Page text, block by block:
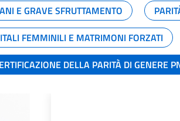
E GRAVE SFRUTTAMENTO
FEMMINILI E MATRIMONI FORZATI
DELLA PARITÀ DI GENERE